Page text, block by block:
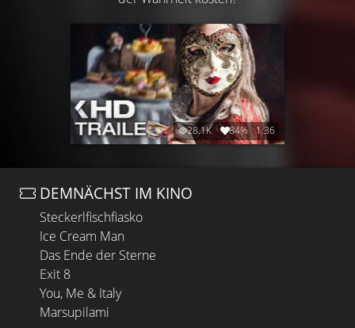
28.1K 84% 1:36
DEMNÄCHST IM KINO
Steckerlfischfiasko
Ice Cream Man
Das Ende der Sterne
Exit 8
You, Me & Italy
Marsupilami